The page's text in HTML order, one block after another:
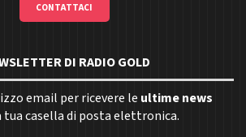
CONTATTACI
DI RADIO GOLD
email per ricevere le ultime news
casella di posta elettronica.